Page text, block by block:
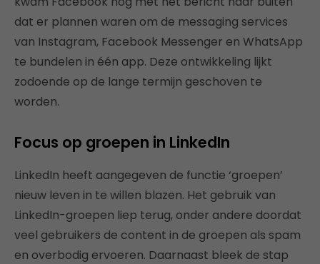
dat er plannen waren om de messaging services
van Instagram, Facebook Messenger en WhatsApp
te bundelen in één app. Deze ontwikkeling lijkt
zodoende op de lange termijn geschoven te
worden.
Focus op groepen in LinkedIn
LinkedIn heeft aangegeven de functie ‘groepen’
nieuw leven in te willen blazen. Het gebruik van
LinkedIn-groepen liep terug, onder andere doordat
veel gebruikers de content in de groepen als spam
en overbodig ervoeren. Daarnaast bleek de stap